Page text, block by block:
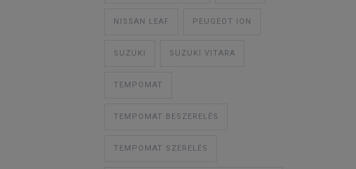
NISSAN LEAF PEUGEOT ION
SUZUKI SUZUKI VITARA
TEMPOMAT
TEMPOMAT BESZERELÉS
TEMPOMAT SZERELÉS